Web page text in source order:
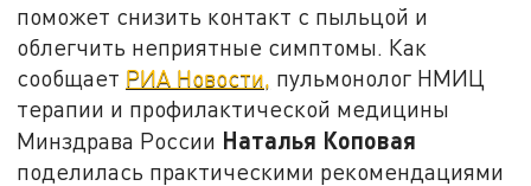
поможет снизить контакт с пыльцой и
облегчить неприятные симптомы. Как
сообщает РИА Новости, пульмонолог НМИЦ
терапии и профилактической медицины
Минздрава России Наталья Коповая
поделилась практическими рекомендациями